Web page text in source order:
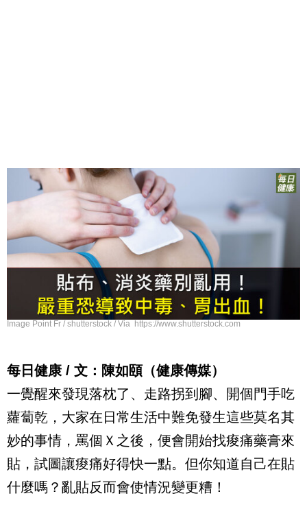
Image Point Fr / shutterstock / Via https://www.shutterstock.com
每日健康 / 文：陳如頤（健康傳媒）
一覺醒來發現落枕了、走路拐到腳、開個門手吃
蘿蔔乾，大家在日常生活中難免發生這些莫名其
妙的事情，罵個Ｘ之後，便會開始找痠痛藥膏來
貼，試圖讓痠痛好得快一點。但你知道自己在貼
什麼嗎？亂貼反而會使情況變更糟！